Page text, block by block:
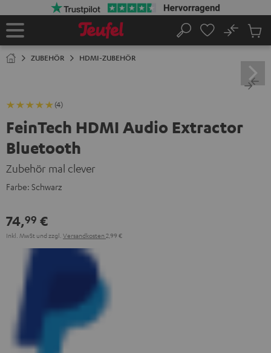
Startseite
Suche
No
ZUBEHÖR HDMI-ZUBEHÖR
(4)
FeinTech HDMI Audio Extractor
Bluetooth
Zubehör mal clever
Farbe: Schwarz
74,99 €
Inkl. MwSt und zzgl. Versandkosten 2,99 €